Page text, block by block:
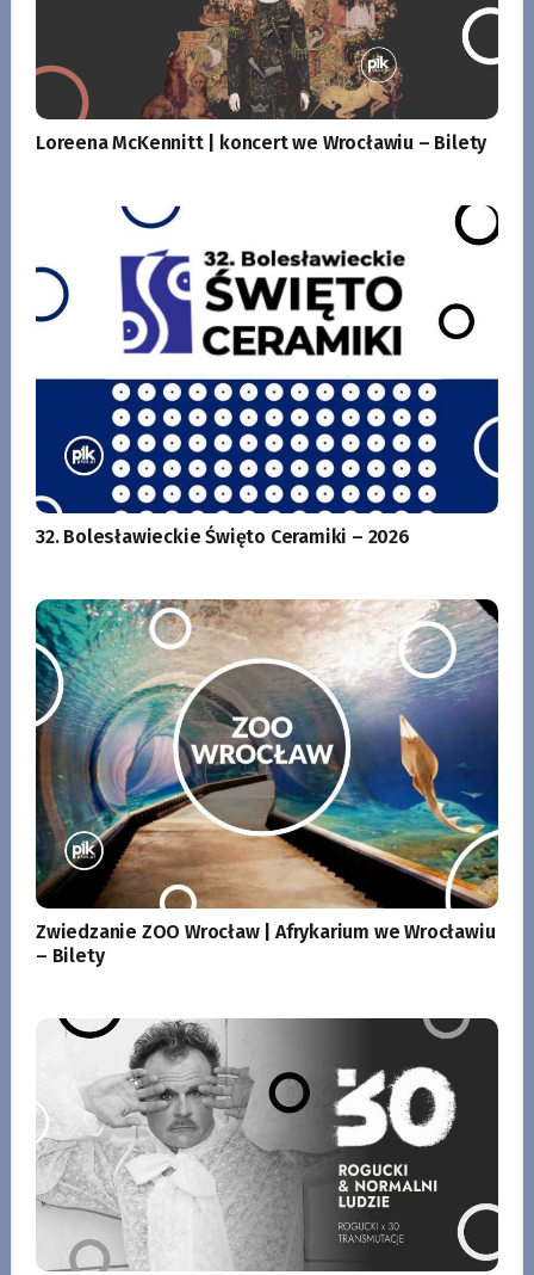
Loreena McKennitt | koncert we Wrocławiu – Bilety
32. Bolesławieckie Święto Ceramiki – 2026
Zwiedzanie ZOO Wrocław | Afrykarium we Wrocławiu
– Bilety